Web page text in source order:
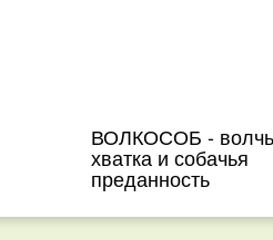
ВОЛКОСОБ -
хватка и собачья
преданность